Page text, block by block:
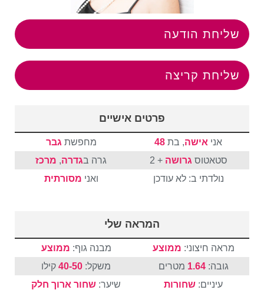
שליחת הודעה
שליחת קריצה
פרטים אישיים
אני אישה, בת 48 מחפשת גבר
סטאטוס גרושה + 2 גרה בגדרה, מרכז
נולדתי ב: לא עודכן
ואני מסורתית
המראה שלי
מראה חיצוני: ממוצע מבנה גוף: ממוצע
גובה:1.64 מטרים משקל: 40-50 קילו
עיניים: שחורות שיער: שחור ארוך חלק